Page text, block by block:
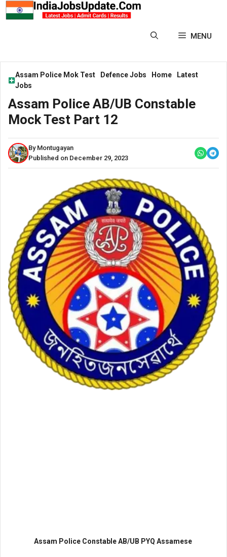
MENU
Assam Police Mok Test Defence Jobs Home
Latest
Jobs
Assam Police AB/UB Constable
Mock Test Part 12
By Montugayan
Published on December 29, 2023
Assam Police Constable AB/UB PYQ Assamese